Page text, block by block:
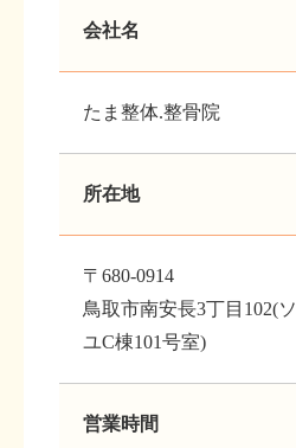
会社名
たま整体.整骨院
所在地
〒680-0914
鳥取市南安長3丁目102(
ユC棟101号室)
営業時間